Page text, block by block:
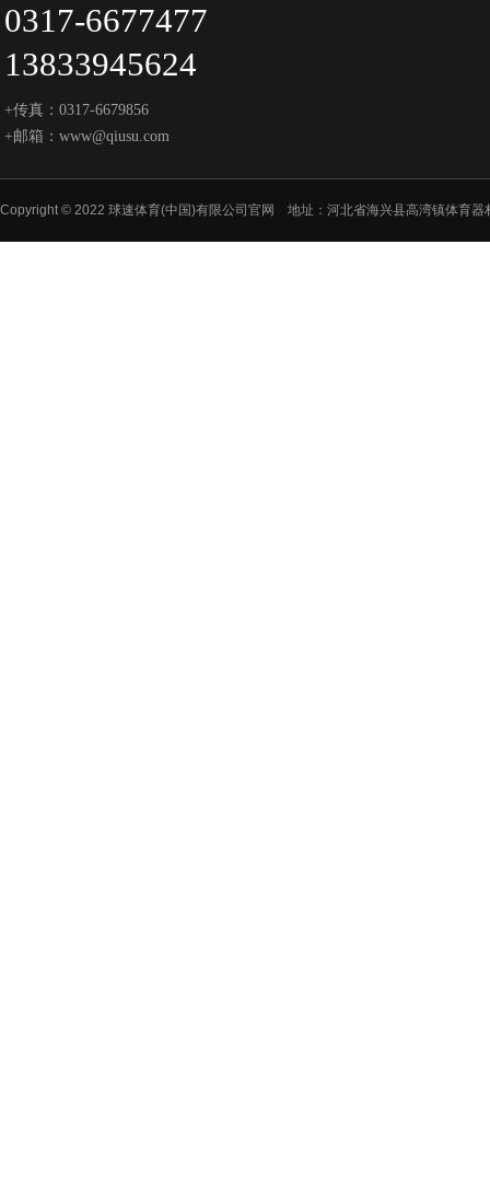
0317-6677477
13833945624
+传真：0317-6679856
+邮箱：www@qiusu.com
Copyright © 2022 球速体育(中国)有限公司官网 地址：河北省海兴县高湾镇体育